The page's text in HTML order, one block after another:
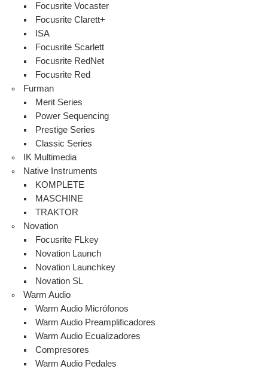
Focusrite Vocaster
Focusrite Clarett+
ISA
Focusrite Scarlett
Focusrite RedNet
Focusrite Red
Furman
Merit Series
Power Sequencing
Prestige Series
Classic Series
IK Multimedia
Native Instruments
KOMPLETE
MASCHINE
TRAKTOR
Novation
Focusrite FLkey
Novation Launch
Novation Launchkey
Novation SL
Warm Audio
Warm Audio Micrófonos
Warm Audio Preamplificadores
Warm Audio Ecualizadores
Compresores
Warm Audio Pedales